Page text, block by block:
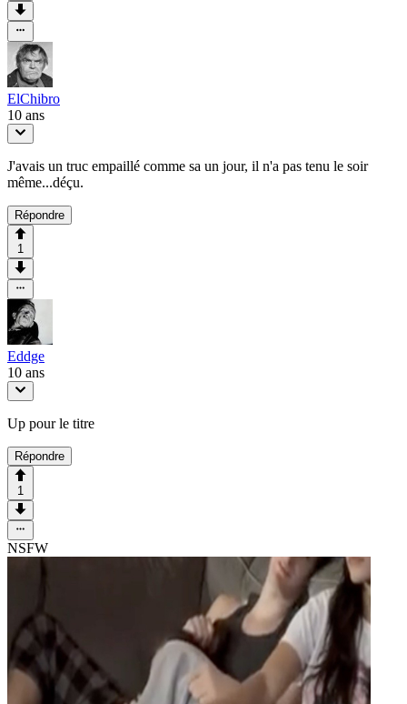
ElChibro
10 ans
J'avais un truc empaillé comme sa un jour, il n'a pas tenu le soir
même...déçu.
Répondre
1
Eddge
10 ans
Up pour le titre
Répondre
1
NSFW